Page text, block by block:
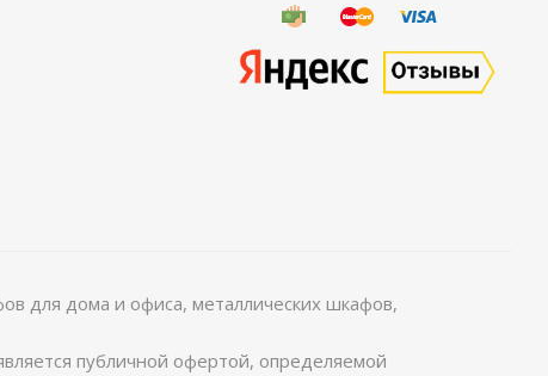
для дома и офиса, металлических шкафов,
публичной офертой, определяемой